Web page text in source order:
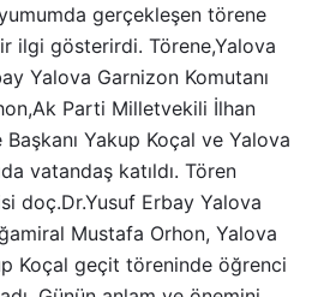
gerçekleşen törene
ilgi gösterirdi. Törene,Yalova
Yalova Garnizon Komutanı
Parti Milletvekili İlhan
Yakup Koçal ve Yalova
vatandaş katıldı. Tören
doç.Dr.Yusuf Erbay Yalova
Mustafa Orhon, Yalova
Koçal geçit töreninde öğrenci